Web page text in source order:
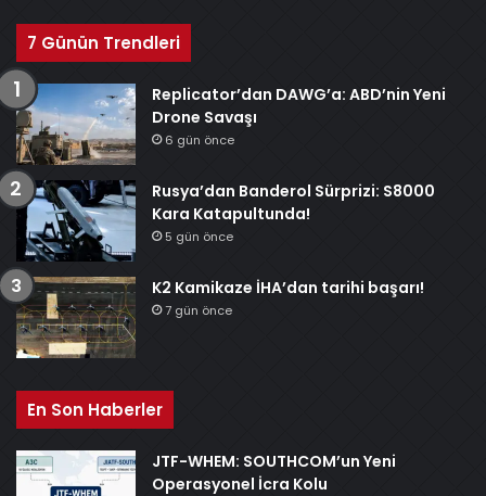
7 Günün Trendleri
Replicator’dan DAWG’a: ABD’nin Yeni
Drone Savaşı
6 gün önce
Rusya’dan Banderol Sürprizi: S8000
Kara Katapultunda!
5 gün önce
K2 Kamikaze İHA’dan tarihi başarı!
7 gün önce
En Son Haberler
JTF-WHEM: SOUTHCOM’un Yeni
Operasyonel İcra Kolu